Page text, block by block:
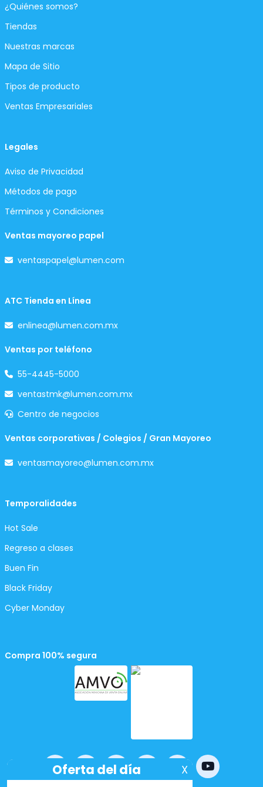
¿Quiénes somos?
Tiendas
Nuestras marcas
Mapa de Sitio
Tipos de producto
Ventas Empresariales
Legales
Aviso de Privacidad
Métodos de pago
Términos y Condiciones
Ventas mayoreo papel
ventaspapel@lumen.com
ATC Tienda en Línea
enlinea@lumen.com.mx
Ventas por teléfono
55-4445-5000
ventastmk@lumen.com.mx
Centro de negocios
Ventas corporativas / Colegios / Gran Mayoreo
ventasmayoreo@lumen.com.mx
Temporalidades
Hot Sale
Regreso a clases
Buen Fin
Black Friday
Cyber Monday
Compra 100% segura